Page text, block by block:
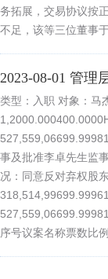
务拓展，交易协议按
不足，该等三位董事
2023-08-01 管理
类型：入职 对象：马
事及批准李卓先生监
况：同意反对弃权股
序号议案名称票数比